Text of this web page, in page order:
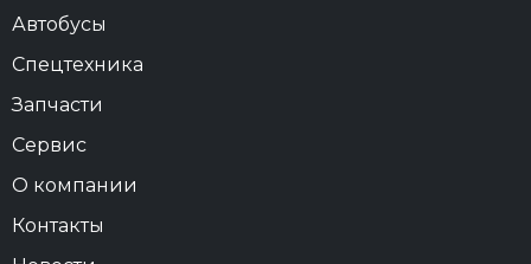
Автобусы
Спецтехника
Запчасти
Сервис
О компании
Контакты